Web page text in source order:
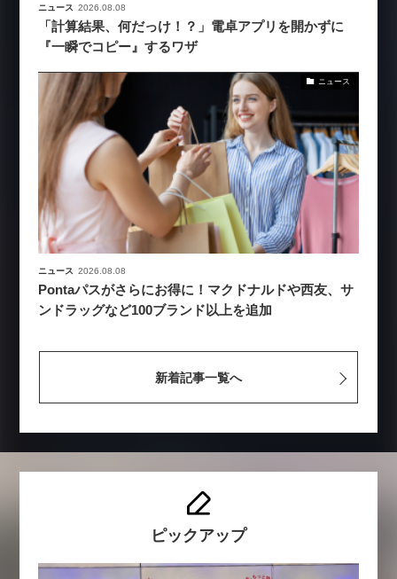
ニュース 2026.08.08
「計算結果、何だっけ！？」電卓アプリを開かずに
『一瞬でコピー』するワザ
ニュース
ニュース 2026.08.08
Pontaパスがさらにお得に！マクドナルドや西友、サ
ンドラッグなど100ブランド以上を追加
新着記事一覧へ
ピックアップ